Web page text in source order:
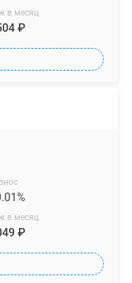
в месяц
₽
в месяц
₽